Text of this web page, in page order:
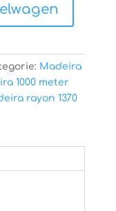
Madeira
1000 meter
rayon 1370